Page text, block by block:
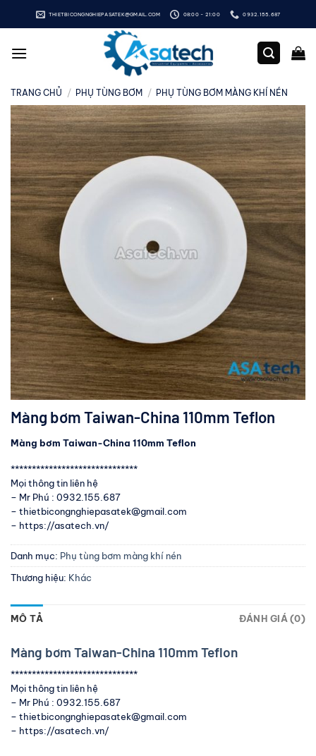
qua
dung
THIETBICONGNGHIEPASATEK@GMAIL.COM 08:00 - 21:00 0932.155.687
TRANG CHỦ / PHỤ TÙNG BƠM / PHỤ TÙNG BƠM MÀNG KHÍ NÉN
Màng bơm Taiwan-China 110mm Teflon
Màng bơm Taiwan-China 110mm Teflon
******************************
Mọi thông tin liên hệ
– Mr Phú : 0932.155.687
– thietbicongnghiepasatek@gmail.com
– https://asatech.vn/
Danh mục: Phụ tùng bơm màng khí nén
Thương hiệu: Khác
MÔ TẢ ĐÁNH GIÁ (0)
Màng bơm Taiwan-China 110mm Teflon
******************************
Mọi thông tin liên hệ
– Mr Phú : 0932.155.687
– thietbicongnghiepasatek@gmail.com
– https://asatech.vn/